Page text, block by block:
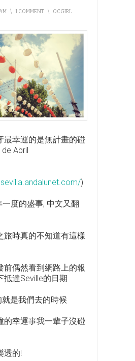
\ 1 COMMENT \ OCGIRL
最幸運的是無計畫的碰
de Abril
)
一度的盛事, 中文又翻
旅時真的不知道有這樣
前偶然看到網路上的報
抵達Seville的日期
是我們去的時候
的幸運事我一輩子沒碰
透的!